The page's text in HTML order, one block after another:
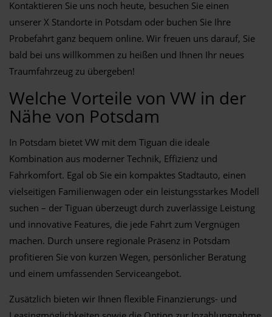
Kontaktieren Sie uns noch heute, besuchen Sie einen
unserer X Standorte in Potsdam oder buchen Sie Ihre
Probefahrt ganz bequem online. Wir freuen uns darauf, Sie
bald bei uns willkommen zu heißen und Ihnen Ihr neues
Traumfahrzeug zu übergeben!
Welche Vorteile von VW in der
Nähe von Potsdam
In Potsdam bietet VW mit dem Tiguan die ideale
Kombination aus moderner Technik, Effizienz und
Fahrkomfort. Egal ob Sie ein kompaktes Stadtauto, einen
vielseitigen Familienwagen oder ein leistungsstarkes Modell
suchen – der Tiguan überzeugt durch zuverlässige Leistung
und innovative Features, die jede Fahrt zum Vergnügen
machen. Durch unsere regionale Präsenz in Potsdam
profitieren Sie von kurzen Wegen, persönlicher Beratung
und einem umfassenden Serviceangebot.
Zusätzlich bieten wir Ihnen flexible Finanzierungs- und